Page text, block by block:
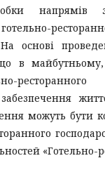
напрямів
готельно-
На основі
в майбутньому,
ресторанного
можуть бути
«Готельно-